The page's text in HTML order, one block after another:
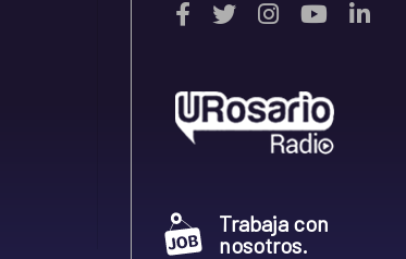
Trabaja con
nosotros.